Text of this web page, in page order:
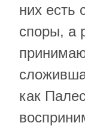
них есть
споры, а
как